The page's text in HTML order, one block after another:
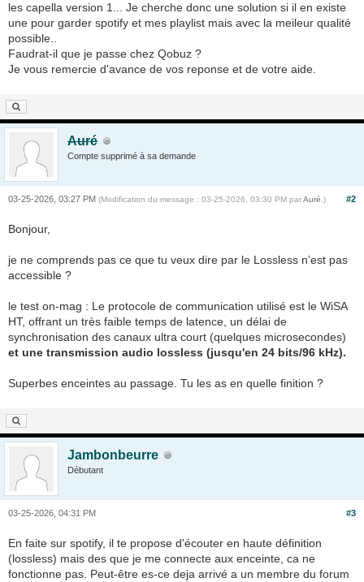
les capella version 1... Je cherche donc une solution si il en existe
une pour garder spotify et mes playlist mais avec la meileur qualité
possible..
Faudrat-il que je passe chez Qobuz ?
Je vous remercie d'avance de vos reponse et de votre aide.
Auré
Compte supprimé à sa demande
#2
03-25-2026, 03:27 PM (Modification du message : 03-25-2026, 03:30 PM parAuré .)
Bonjour,
je ne comprends pas ce que tu veux dire par le Lossless n’est pas
accessible ?
le test on-mag : Le protocole de communication utilisé est le WiSA
HT, offrant un très faible temps de latence, un délai de
synchronisation des canaux ultra court (quelques microsecondes)
et une transmission audio lossless (jusqu'en 24 bits/96 kHz).
Superbes enceintes au passage. Tu les as en quelle finition ?
Jambonbeurre
Débutant
#3
03-25-2026, 04:31 PM
En faite sur spotify, il te propose d'écouter en haute définition
(lossless) mais des que je me connecte aux enceinte, ca ne
fonctionne pas. Peut-être es-ce deja arrivé a un membre du forum